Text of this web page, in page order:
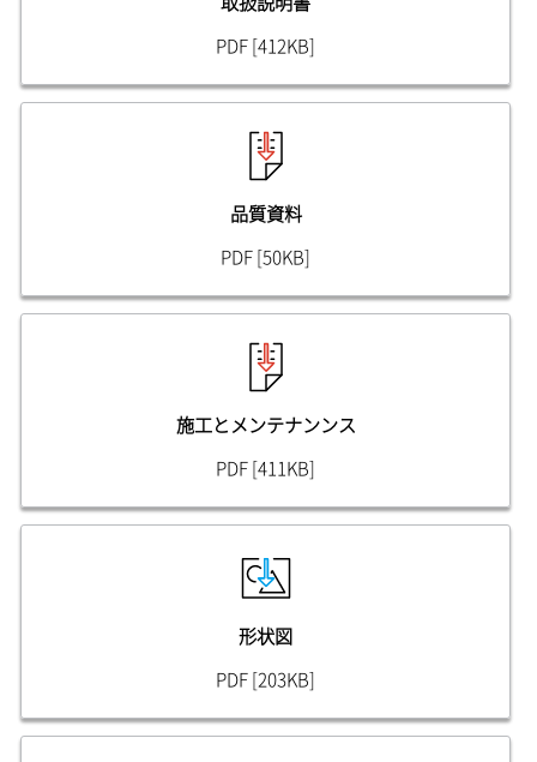
PDF [412KB]
品質資料
PDF [50KB]
施工とメンテナンンス
PDF [411KB]
形状図
PDF [203KB]